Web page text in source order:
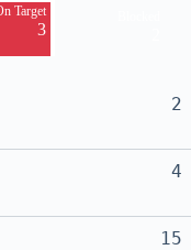
Target
3
2
4
15